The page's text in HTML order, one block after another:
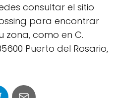
consultar el sitio
para encontrar
zona, como en C.
Puerto del Rosario,